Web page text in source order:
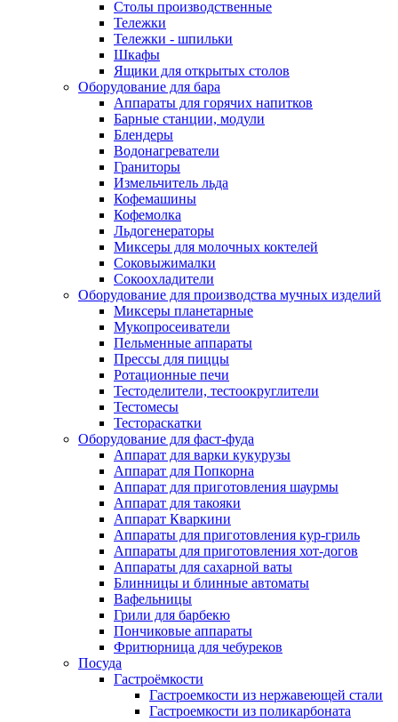
Столы производственные
Тележки
Тележки - шпильки
Шкафы
Ящики для открытых столов
Оборудование для бара
Аппараты для горячих напитков
Барные станции, модули
Блендеры
Водонагреватели
Граниторы
Измельчитель льда
Кофемашины
Кофемолка
Льдогенераторы
Миксеры для молочных коктелей
Соковыжималки
Сокоохладители
Оборудование для производства мучных изделий
Миксеры планетарные
Мукопросеиватели
Пельменные аппараты
Прессы для пиццы
Ротационные печи
Тестоделители, тестоокруглители
Тестомесы
Тестораскатки
Оборудование для фаст-фуда
Аппарат для варки кукурузы
Аппарат для Попкорна
Аппарат для приготовления шаурмы
Аппарат для такояки
Аппарат Кваркини
Аппараты для приготовления кур-гриль
Аппараты для приготовления хот-догов
Аппараты для сахарной ваты
Блинницы и блинные автоматы
Вафельницы
Грили для барбекю
Пончиковые аппараты
Фритюрница для чебуреков
Посуда
Гастроёмкости
Гастроемкости из нержавеющей стали
Гастроемкости из поликарбоната